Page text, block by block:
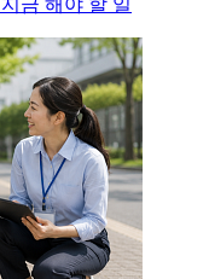
금 해야 할 일